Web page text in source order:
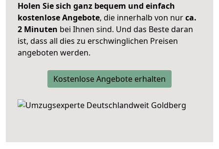
Holen Sie sich ganz bequem und einfach
kostenlose Angebote, die innerhalb von nurca.
2 Minuten bei Ihnen sind. Und das Beste daran
ist, dass all dies zu erschwinglichen Preisen
angeboten werden.
Kostenlose Angebote erhalten